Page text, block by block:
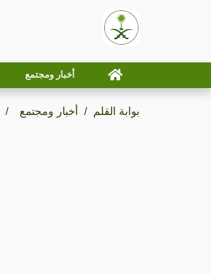
أخبار ومجتمع
بوابة القلم أخبار ومجتمع